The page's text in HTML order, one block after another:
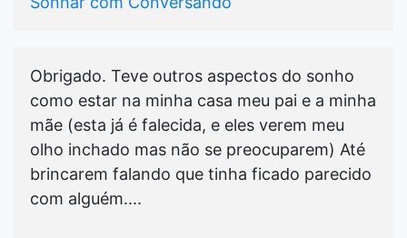
Obrigado. Teve outros aspectos do sonho
como estar na minha casa meu pai e a minha
mãe (esta já é falecida, e eles verem meu
olho inchado mas não se preocuparem) Até
brincarem falando que tinha ficado parecido
com alguém....